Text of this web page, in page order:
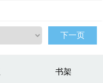
下一页
书架